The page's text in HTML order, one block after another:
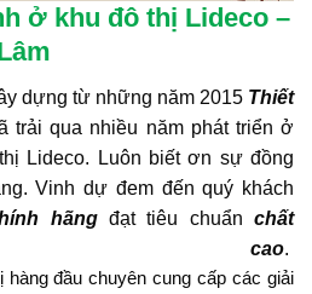
ở khu đô thị Lideco –
dựng từ những năm 2015 Thiết
trải qua nhiều năm phát triển ở
Lideco. Luôn biết ơn sự đồng
Vinh dự đem đến quý khách
hãngđạt tiêu chuẩnchất
cao.
đầu chuyên cung cấp các giải